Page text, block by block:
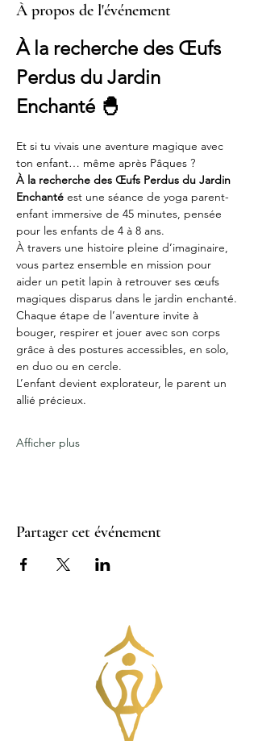
À propos de l'événement
À la recherche des Œufs
Perdus du Jardin
Enchanté 🐣
Et si tu vivais une aventure magique avec
ton enfant… même après Pâques ?
À la recherche des Œufs Perdus du Jardin
Enchanté est une séance de yoga parent-
enfant immersive de 45 minutes, pensée
pour les enfants de 4 à 8 ans.
À travers une histoire pleine d’imaginaire,
vous partez ensemble en mission pour
aider un petit lapin à retrouver ses œufs
magiques disparus dans le jardin enchanté.
Chaque étape de l’aventure invite à
bouger, respirer et jouer avec son corps
grâce à des postures accessibles, en solo,
en duo ou en cercle.
L’enfant devient explorateur, le parent un
allié précieux.
Afficher plus
Partager cet événement